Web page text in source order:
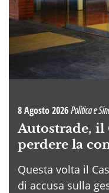
8 Agosto 2026Politica e
Autostrade, il
perdere la
Questa volta il
di accusa sulla